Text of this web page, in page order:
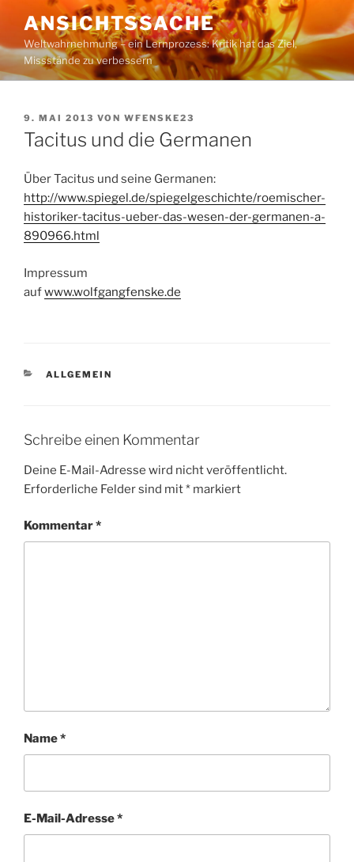
Inhalt
springen
ANSICHTSSACHE
Weltwahrnehmung – ein Lernprozess: Kritik hat das Ziel,
Missstände zu verbessern
VERÖFFENTLICHT
AM
9. MAI 2013 VON WFENSKE23
Tacitus und die Germanen
Über Tacitus und seine Germanen:
http://www.spiegel.de/spiegelgeschichte/roemischer-
historiker-tacitus-ueber-das-wesen-der-germanen-a-
890966.html
Impressum
aufwww.wolfgangfenske.de
KATEGORIEN
ALLGEMEIN
Schreibe einen Kommentar
Deine E-Mail-Adresse wird nicht veröffentlicht.
Erforderliche Felder sind mit* markiert
Kommentar*
Name*
E-Mail-Adresse*